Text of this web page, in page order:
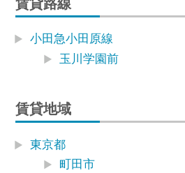
賃貸路線
小田急小田原線
玉川学園前
賃貸地域
東京都
町田市